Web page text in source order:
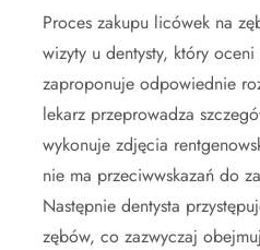
Proces zakupu licówek na
wizyty u dentysty, który
zaproponuje odpowiednie
lekarz przeprowadza
wykonuje zdjęcia
nie ma przeciwwskazań do
Następnie dentysta
zębów, co zazwyczaj